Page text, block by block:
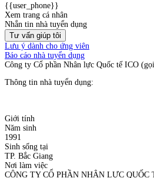
{{user_phone}}
Xem trang cá nhân
Nhắn tin nhà tuyển dụng
Tư vấn giúp tôi
Lưu ý dành cho ứng viên
Báo cáo nhà tuyển dụng
Công ty Cổ phần Nhân lực Quốc tế ICO
Thông tin nhà tuyển dụng:
Giới tính
Năm sinh
1991
Sinh sống tại
TP. Bắc Giang
Nơi làm việc
CÔNG TY CỔ PHẦN NHÂN LỰC QUỐC